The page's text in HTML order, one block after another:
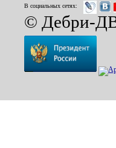
В социальных сетях:
© Дебри-